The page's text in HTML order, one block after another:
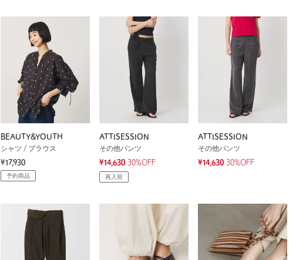
BEAUTY&YOUTH
シャツ / ブラウス
¥17,930
予約商品
ATTISESSION
その他パンツ
¥14,630 30%OFF
再入荷
ATTISESSION
その他パンツ
¥14,630 30%OFF